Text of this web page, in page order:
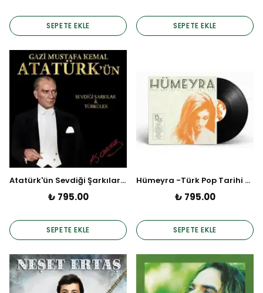
SEPETE EKLE SEPETE EKLE
Atatürk'ün Sevdiği Şarkılar & Türküler (Plak)
₺ 795.00
SEPETE EKLE
Hümeyra -Türk Pop Tarihi - Eski 45 likler (Plak)
₺ 795.00
SEPETE EKLE